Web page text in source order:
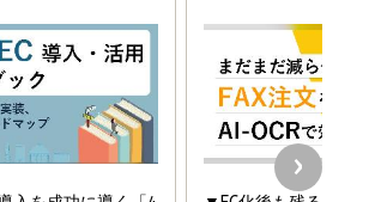
Brand Shift(ブランド・シフト): 「信頼」で選ばれ
る時代の成長戦略
￥2,420
マーケティングの真実 P&G・グリコで学んだ失敗
と成長の法則
￥2,200
￥880
ママ投資家が育休中に１億貯めた株式投資
￥1,870
組織の成果を最大化する ルールのデザイン
影響力の武器［新版］：人を動かす七つの原理
￥3,190
フィードバック経営 「沈黙の組織」から「高め合う
組織」へ